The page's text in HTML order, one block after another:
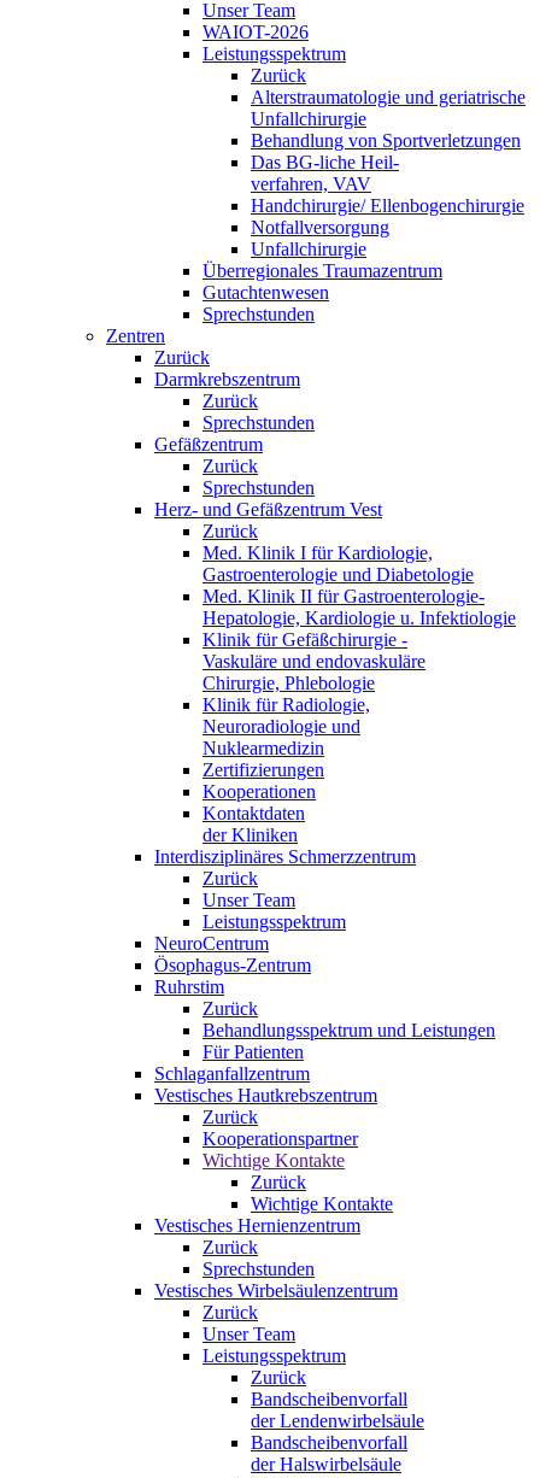
Unser Team
WAIOT-2026
Leistungsspektrum
Zurück
Alterstraumatologie und geriatrische
Unfallchirurgie
Behandlung von Sportverletzungen
Das BG-liche Heil-
verfahren, VAV
Handchirurgie/ Ellenbogenchirurgie
Notfallversorgung
Unfallchirurgie
Überregionales Traumazentrum
Gutachtenwesen
Sprechstunden
Zentren
Zurück
Darmkrebszentrum
Zurück
Sprechstunden
Gefäßzentrum
Zurück
Sprechstunden
Herz- und Gefäßzentrum Vest
Zurück
Med. Klinik I für Kardiologie,
Gastroenterologie und Diabetologie
Med. Klinik II für Gastroenterologie-
Hepatologie, Kardiologie u. Infektiologie
Klinik für Gefäßchirurgie -
Vaskuläre und endovaskuläre
Chirurgie, Phlebologie
Klinik für Radiologie,
Neuroradiologie und
Nuklearmedizin
Zertifizierungen
Kooperationen
Kontaktdaten
der Kliniken
Interdisziplinäres Schmerzzentrum
Zurück
Unser Team
Leistungsspektrum
NeuroCentrum
Ösophagus-Zentrum
Ruhrstim
Zurück
Behandlungsspektrum und Leistungen
Für Patienten
Schlaganfallzentrum
Vestisches Hautkrebszentrum
Zurück
Kooperationspartner
Wichtige Kontakte
Zurück
Wichtige Kontakte
Vestisches Hernienzentrum
Zurück
Sprechstunden
Vestisches Wirbelsäulenzentrum
Zurück
Unser Team
Leistungsspektrum
Zurück
Bandscheibenvorfall
der Lendenwirbelsäule
Bandscheibenvorfall
der Halswirbelsäule